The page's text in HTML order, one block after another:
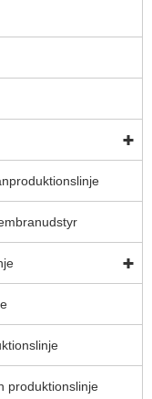
produktionslinje